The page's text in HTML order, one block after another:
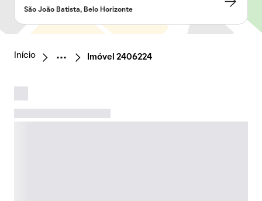
São João Batista, Belo Horizonte
Início Imóvel 2406224